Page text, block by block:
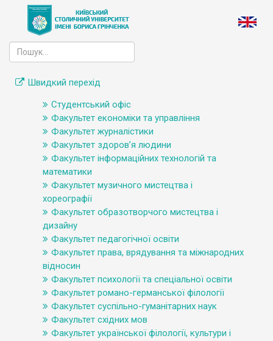
Швидкий перехід
Студентський офіс
Факультет економіки та управління
Факультет журналістики
Факультет здоров’я людини
Факультет інформаційних технологій та
математики
Факультет музичного мистецтва і
хореографії
Факультет образотворчого мистецтва і
дизайну
Факультет педагогічної освіти
Факультет права, врядування та міжнародних
відносин
Факультет психології та спеціальної освіти
Факультет романо-германської філології
Факультет суспільно-гуманітарних наук
Факультет східних мов
Факультет української філології, культури і